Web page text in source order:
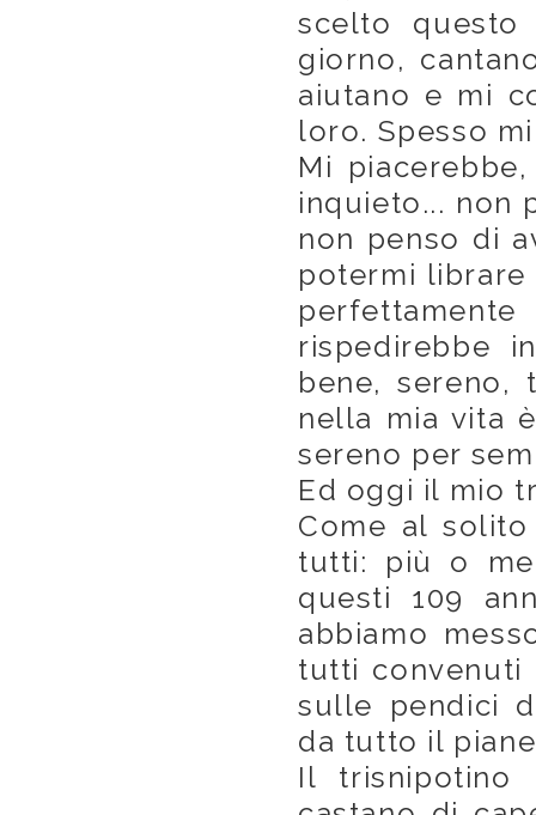
scelto
giorno,
aiutano e mi
loro. Spesso
Mi
inquieto... non
non penso di
potermi
rispedirebbe
bene, sereno,
nella mia vita
sereno per
Ed oggi il mio
Come al
tutti: più o
questi 109
abbiamo
tutti convenuti
sulle pendici
da tutto il
Il